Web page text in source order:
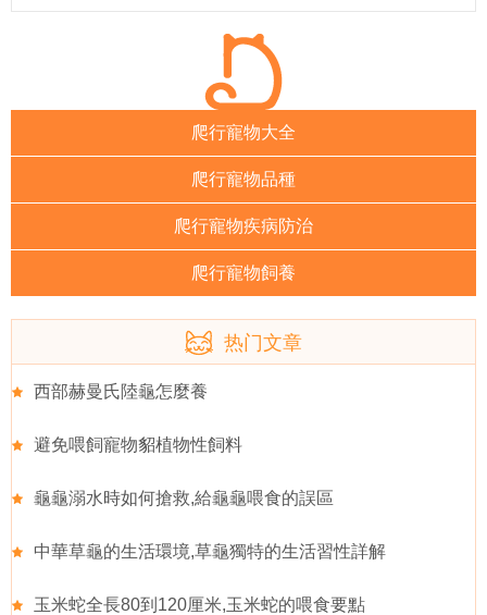
爬行寵物大全
爬行寵物品種
爬行寵物疾病防治
爬行寵物飼養
热门文章
西部赫曼氏陸龜怎麼養
避免喂飼寵物貂植物性飼料
龜龜溺水時如何搶救,給龜龜喂食的誤區
中華草龜的生活環境,草龜獨特的生活習性詳解
玉米蛇全長80到120厘米,玉米蛇的喂食要點